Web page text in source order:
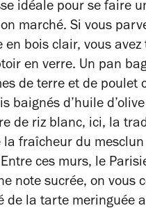
idéale pour se faire
marché. Si vous
bois clair, vous
en verre. Un pan
de terre et de
baignés d’huile
de riz blanc, ici, la
la fraîcheur du
ces murs, le
note sucrée, on vous
de la tarte meringuée